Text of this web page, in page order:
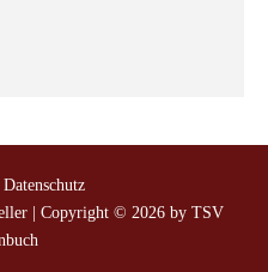
Datenschutz
| Copyright © 2026 by TSV